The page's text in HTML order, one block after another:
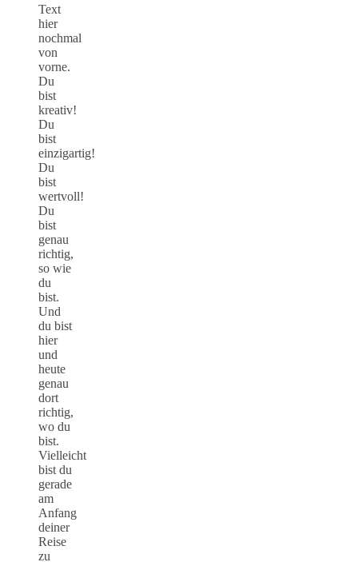
Text
hier
nochmal
von
vorne.
Du
bist
kreativ!
Du
bist
einzigartig!
Du
bist
wertvoll!
Du
bist
genau
richtig,
so wie
du
bist.
Und
du bist
hier
und
heute
genau
dort
richtig,
wo du
bist.
Vielleicht
bist du
gerade
am
Anfang
deiner
Reise
zu